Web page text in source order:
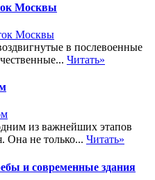
Москвы
в послевоенные
Читать»
из важнейших этапов
Она не только... Читать»
и современные здания